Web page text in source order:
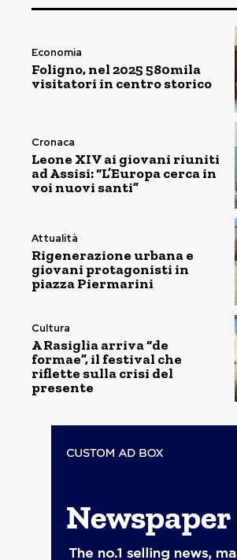
Economia
Foligno, nel 2025 580mila
visitatori in centro storico
Cronaca
Leone XIV ai giovani riuniti
ad Assisi: “L’Europa cerca in
voi nuovi santi”
Attualità
Rigenerazione urbana e
giovani protagonisti in
piazza Piermarini
Cultura
A Rasiglia arriva “de
formae”, il festival che
riflette sulla crisi del
presente